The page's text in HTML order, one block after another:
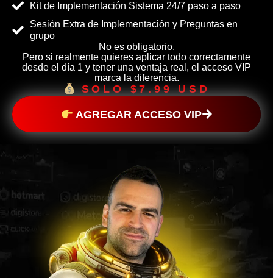
Kit de Implementación Sistema 24/7 paso a paso
Sesión Extra de Implementación y Preguntas en
grupo
No es obligatorio.
Pero si realmente quieres aplicar todo correctamente
desde el día 1 y tener una ventaja real, el acceso VIP
marca la diferencia.
SOLO $7.99 USD
AGREGAR ACCESO VIP